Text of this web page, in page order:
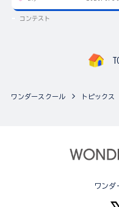
コンテスト
ワンダースクール トピックス
ワンダ